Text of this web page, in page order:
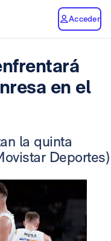
Acceder
en el
la quinta
Deportes)